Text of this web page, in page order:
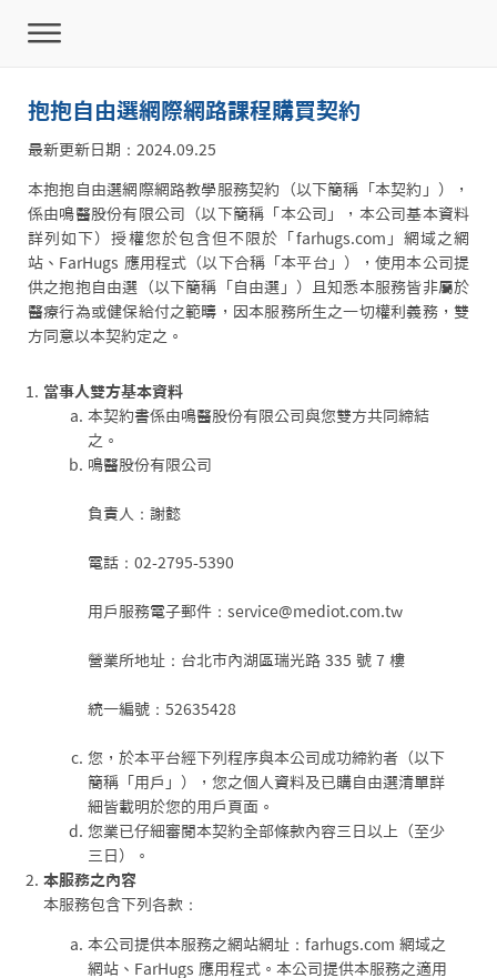
抱抱自由選網際網路課程購買契約
最新更新日期：2024.09.25
本抱抱自由選網際網路教學服務契約（以下簡稱「本契約」），
係由鳴醫股份有限公司（以下簡稱「本公司」，本公司基本資料
詳列如下）授權您於包含但不限於「farhugs.com」網域之網
站、FarHugs 應用程式（以下合稱「本平台」），使用本公司提
供之抱抱自由選（以下簡稱「自由選」）且知悉本服務皆非屬於
醫療行為或健保給付之範疇，因本服務所生之一切權利義務，雙
方同意以本契約定之。
當事人雙方基本資料
本契約書係由鳴醫股份有限公司與您雙方共同締結
之。
鳴醫股份有限公司
負責人：謝懿
電話：02-2795-5390
用戶服務電子郵件：service@mediot.com.tw
營業所地址：台北市內湖區瑞光路 335 號 7 樓
統一編號：52635428
您，於本平台經下列程序與本公司成功締約者（以下
簡稱「用戶」），您之個人資料及已購自由選清單詳
細皆載明於您的用戶頁面。
您業已仔細審閱本契約全部條款內容三日以上（至少
三日）。
本服務之內容
本服務包含下列各款：
本公司提供本服務之網站網址：farhugs.com 網域之
網站、FarHugs 應用程式。本公司提供本服務之適用